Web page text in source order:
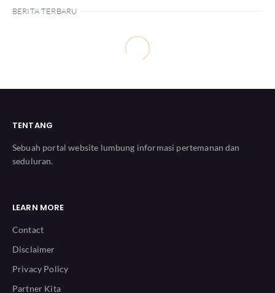
BERITA TERBARU
TENTANG
Sebuah portal website lumbung informasi pertemanan dan
seduluran.
LEARN MORE
Contact
Disclaimer
Privacy Policy
Partner Kita